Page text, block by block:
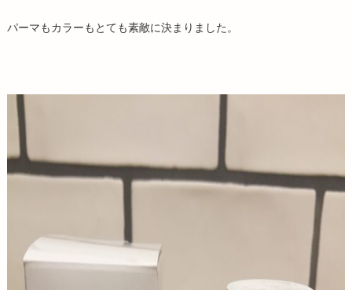
パーマもカラーもとても素敵に決まりました。